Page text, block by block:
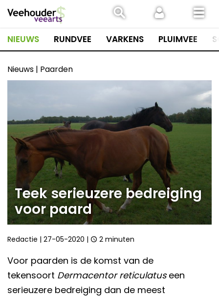
naar
inhoud
NIEUWS RUNDVEE VARKENS PLUIMVEE
Nieuws | Paarden
Teek serieuzere bedreiging
voor paard
Redactie | 27-05-2020 | 2 minuten
Voor paarden is de komst van de
tekensoort Dermacentor reticulatuseen
serieuzere bedreiging dan de meest